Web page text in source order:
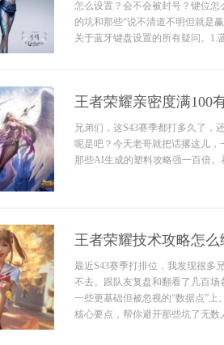
怎么设置？会不会被封号？键位
的坑和那些“说不清道不明但就是
关于蓝牙键盘设置的所有疑问。1.
王者荣耀亲密度满100
兄弟们，这S43赛季都打多久了，
呢是吧？今天老哥就把话撂这儿
那些AI生成的塑料攻略强一百倍
王者荣耀技术攻略怎
最近S43赛季打排位，我发现很多
不去。跟队友复盘和翻看了几百
一些更基础但被忽视的“数据点”
核心要点，帮你避开那些坑了无数